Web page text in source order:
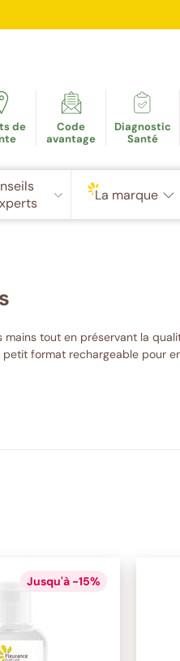
points cumulés
de
Code
avantage
Diagnostic
Santé
La marque
tout en préservant la
format rechargeable pour
Jusqu'à -15%